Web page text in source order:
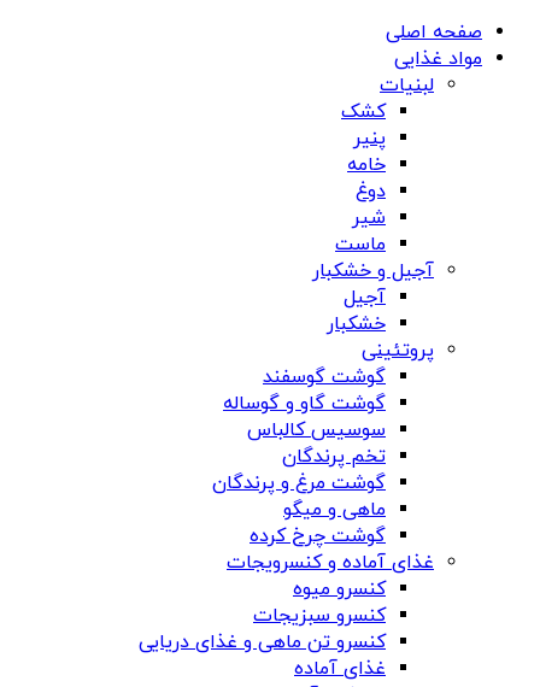
صفحه اصلی
مواد غذایی
لبنیات
کشک
پنیر
خامه
دوغ
شیر
ماست
آجیل و خشکبار
آجیل
خشکبار
پروتئینی
گوشت گوسفند
گوشت گاو و گوساله
سوسیس کالباس
تخم پرندگان
گوشت مرغ و پرندگان
ماهی و میگو
گوشت چرخ کرده
غذای آماده و کنسرویجات
کنسرو میوه
کنسرو سبزیجات
کنسرو تن ماهی و غذای دریایی
غذای آماده